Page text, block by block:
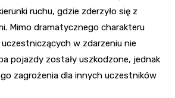
ruchu, gdzie zderzyło się z
Mimo dramatycznego charakteru
w zdarzeniu nie
pojazdy zostały uszkodzone, jednak
zagrożenia dla innych uczestników